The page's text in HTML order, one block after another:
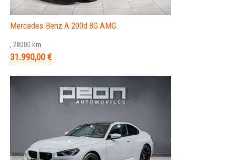
Mercedes-Benz A 200d 8G AMG
, 28000 km
31.990,00 €